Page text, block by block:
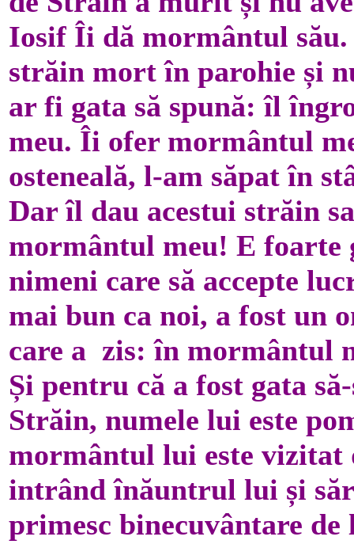
Iosif Îi dă mormântul
străin mort în parohie și
ar fi gata să spună: îl
meu. Îi ofer mormântul
osteneală, l-am săpat în
Dar îl dau acestui străin
mormântul meu! E foarte
nimeni care să accepte
mai bun ca noi, a fost un
care a zis: în mormântul
Și pentru că a fost gata
Străin, numele lui este
mormântul lui este vizitat
intrând înăuntrul lui și
primesc binecuvântare